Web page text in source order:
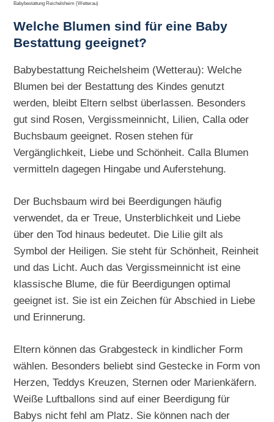
Babybestattung Reichelsheim (Wetterau)
Welche Blumen sind für eine Baby
Bestattung geeignet?
Babybestattung Reichelsheim (Wetterau): Welche
Blumen bei der Bestattung des Kindes genutzt
werden, bleibt Eltern selbst überlassen. Besonders
gut sind Rosen, Vergissmeinnicht, Lilien, Calla oder
Buchsbaum geeignet. Rosen stehen für
Vergänglichkeit, Liebe und Schönheit. Calla Blumen
vermitteln dagegen Hingabe und Auferstehung.
Der Buchsbaum wird bei Beerdigungen häufig
verwendet, da er Treue, Unsterblichkeit und Liebe
über den Tod hinaus bedeutet. Die Lilie gilt als
Symbol der Heiligen. Sie steht für Schönheit, Reinheit
und das Licht. Auch das Vergissmeinnicht ist eine
klassische Blume, die für Beerdigungen optimal
geeignet ist. Sie ist ein Zeichen für Abschied in Liebe
und Erinnerung.
Eltern können das Grabgesteck in kindlicher Form
wählen. Besonders beliebt sind Gestecke in Form von
Herzen, Teddys Kreuzen, Sternen oder Marienkäfern.
Weiße Luftballons sind auf einer Beerdigung für
Babys nicht fehl am Platz. Sie können nach der